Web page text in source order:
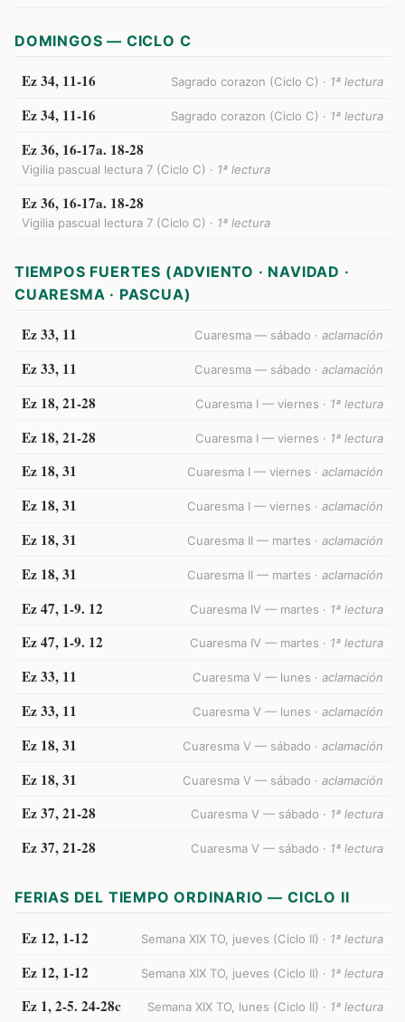
DOMINGOS — CICLO C
Ez 34, 11-16 Sagrado corazon (Ciclo C) · 1ª lectura
Ez 34, 11-16 Sagrado corazon (Ciclo C) · 1ª lectura
Ez 36, 16-17a. 18-28
Vigilia pascual lectura 7 (Ciclo C) · 1ª lectura
Ez 36, 16-17a. 18-28
Vigilia pascual lectura 7 (Ciclo C) · 1ª lectura
TIEMPOS FUERTES (ADVIENTO · NAVIDAD ·
CUARESMA · PASCUA)
Ez 33, 11 Cuaresma — sábado · aclamación
Ez 33, 11 Cuaresma — sábado · aclamación
Ez 18, 21-28 Cuaresma I — viernes · 1ª lectura
Ez 18, 21-28 Cuaresma I — viernes · 1ª lectura
Ez 18, 31 Cuaresma I — viernes · aclamación
Ez 18, 31 Cuaresma I — viernes · aclamación
Ez 18, 31 Cuaresma II — martes · aclamación
Ez 18, 31 Cuaresma II — martes · aclamación
Ez 47, 1-9. 12 Cuaresma IV — martes · 1ª lectura
Ez 47, 1-9. 12 Cuaresma IV — martes · 1ª lectura
Ez 33, 11 Cuaresma V — lunes · aclamación
Ez 33, 11 Cuaresma V — lunes · aclamación
Ez 18, 31 Cuaresma V — sábado · aclamación
Ez 18, 31 Cuaresma V — sábado · aclamación
Ez 37, 21-28 Cuaresma V — sábado · 1ª lectura
Ez 37, 21-28 Cuaresma V — sábado · 1ª lectura
FERIAS DEL TIEMPO ORDINARIO — CICLO II
Ez 12, 1-12 Semana XIX TO, jueves (Ciclo II) · 1ª lectura
Ez 12, 1-12 Semana XIX TO, jueves (Ciclo II) · 1ª lectura
Ez 1, 2-5. 24-28c Semana XIX TO, lunes (Ciclo II) · 1ª lectura